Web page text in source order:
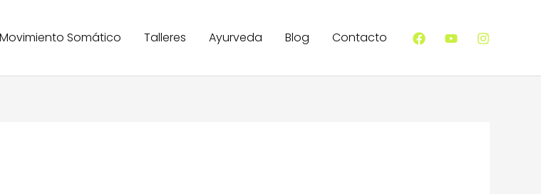
Movimiento Somático Talleres Ayurveda Blog Contacto